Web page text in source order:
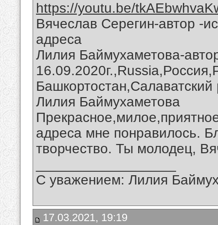
https://youtu.be/
Вячеслав Серегин-автор -
адреса
Лилия Баймухаметова-
Лилия Баймухаметова
адреса мне понравилось.
творчество. Ты молодец,
С уважением: Лилия
17.03.2021, 19:19